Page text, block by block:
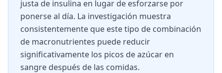
justa de insulina en lugar de esforzarse por
ponerse al día. La investigación muestra
consistentemente que este tipo de combinación
de macronutrientes puede reducir
significativamente los picos de azúcar en
sangre después de las comidas.